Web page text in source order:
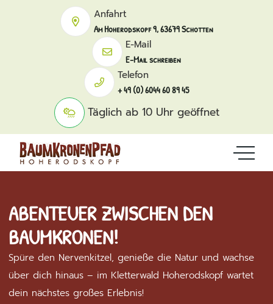
Am Hoherodskopf 9, 63679 Schotten
Anfahrt
E-Mail schreiben
E-Mail
+ 49 (0) 6044 60 89 45
Telefon
Täglich ab 10 Uhr geöffnet
ABENTEUER ZWISCHEN DEN
BAUMKRONEN!
Spüre den Nervenkitzel, genieße die Natur und wachse
über dich hinaus – im Kletterwald Hoherodskopf wartet
dein nächstes großes Erlebnis!